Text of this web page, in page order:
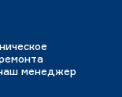
менеджер